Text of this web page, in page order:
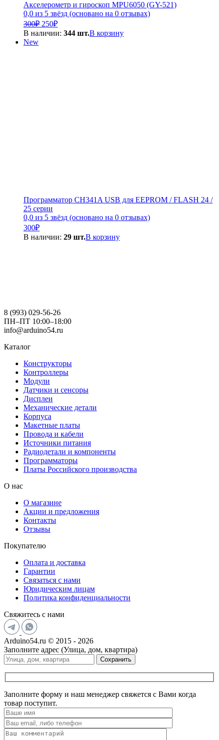
Акселерометр и гироскоп MPU6050 (GY-521)
0,0 из 5 звёзд (основано на 0 отзывах)
300₽ Первоначальная
цена
250₽Текущая
цена:
В наличии: 344 шт.В корзину
New
Программатор CH341A USB для EEPROM / FLASH 24 /
25 серии
0,0 из 5 звёзд (основано на 0 отзывах)
300₽
В наличии: 29 шт.В корзину
8 (993) 029-56-26
ПН–ПТ 10:00–18:00
info@arduino54.ru
Каталог
Конструкторы
Контроллеры
Модули
Датчики и сенсоры
Дисплеи
Механические детали
Корпуса
Макетные платы
Провода и кабели
Источники питания
Радиодетали и компоненты
Программаторы
Платы Российского производства
О нас
О магазине
Акции и предложения
Контакты
Отзывы
Покупателю
Оплата и доставка
Гарантии
Связаться с нами
Юридическим лицам
Политика конфиденциальности
Свяжитесь с нами
Arduino54.ru © 2015 - 2026
Заполните адрес (Улица, дом, квартира)
Сохранить
Заполните форму и наш менеджер свяжется с Вами когда
товар поступит.